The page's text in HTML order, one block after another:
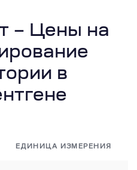
– Цены на
в
ЕДИНИЦА ИЗМЕРЕНИЯ